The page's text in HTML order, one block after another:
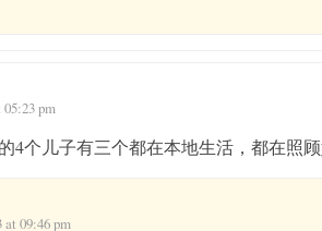
05:23 pm
4个儿子有三个都在本地生活，都在照
at 09:46 pm